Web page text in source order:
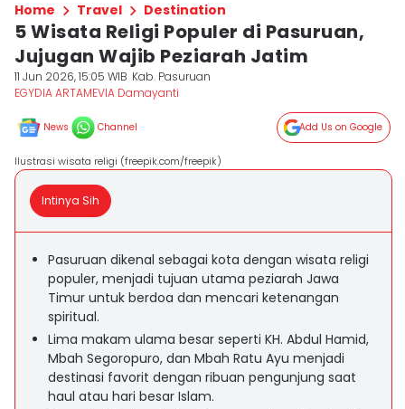
Home Travel Destination
5 Wisata Religi Populer di Pasuruan,
Jujugan Wajib Peziarah Jatim
11 Jun 2026, 15:05 WIB Kab. Pasuruan
EGYDIA ARTAMEVIA Damayanti
News Channel Add Us on Google
Ilustrasi wisata religi (freepik.com/freepik)
Intinya Sih
Pasuruan dikenal sebagai kota dengan wisata religi
populer, menjadi tujuan utama peziarah Jawa
Timur untuk berdoa dan mencari ketenangan
spiritual.
Lima makam ulama besar seperti KH. Abdul Hamid,
Mbah Segoropuro, dan Mbah Ratu Ayu menjadi
destinasi favorit dengan ribuan pengunjung saat
haul atau hari besar Islam.